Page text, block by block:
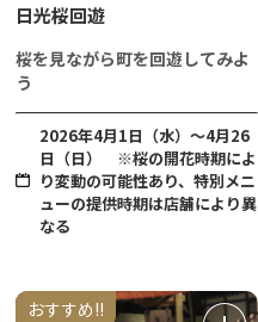
日光桜回遊
桜を見ながら町を回遊してみよ
う
2026年4月1日（水）～4月26
日（日） ※桜の開花時期によ
り変動の可能性あり、特別メニ
ューの提供時期は店舗により異
なる
おすすめ!!